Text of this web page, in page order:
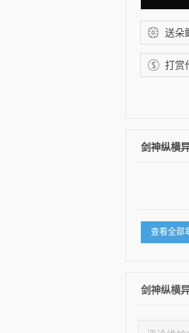
送朵
打赏
剑神纵横
查看全部
剑神纵横